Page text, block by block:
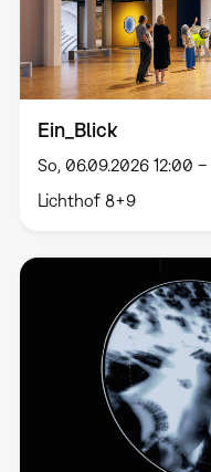
Ein_Blick
So, 06.09.2026 12:00
Lichthof 8+9